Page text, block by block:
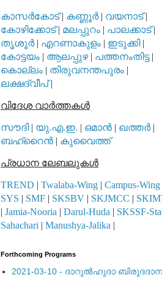
കാസര്‍കോട്| കണ്ണൂര്‍| വയനാട്|
കോഴിക്കോട്| മലപ്പുറം | പാലക്കാട്|
തൃശൂര്‍| എറണാകുളം | ഇടുക്കി|
കോട്ടയം | ആലപ്പുഴ| പത്തനംതിട്ട|
കൊല്ലം | തിരുവനന്തപുരം |
ലക്ഷദ്വീപ്|
വിദേശ വാര്‍ത്തകള്‍
സൗദി| യു.എ.ഇ. | ഒമാന്‍ | ഖത്തര്‍|
ബഹ്റൈന്‍ | കുവൈത്ത്
പ്രധാന ലേബലുകള്‍
TREND | Twalaba-Wing | Campus-Wing
SYS | SMF | SKSBV | SKJMCC |
| Jamia-Nooria | Darul-Huda | SKSSF-
Sahachari | Manushya-Jalika |
Forthcoming Programs
2021-03-10 - ദാറുല്‍ഹുദാ